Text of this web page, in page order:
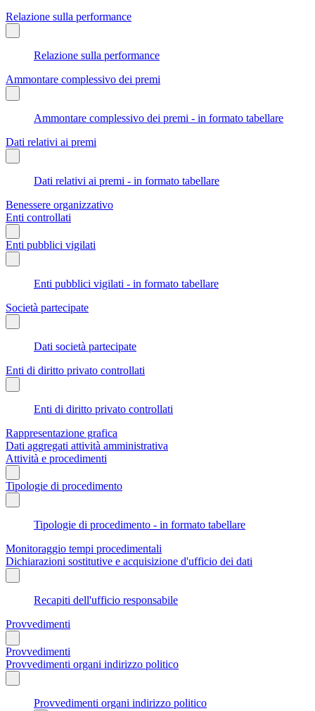
Relazione sulla performance
Relazione sulla performance
Ammontare complessivo dei premi
Ammontare complessivo dei premi - in formato tabellare
Dati relativi ai premi
Dati relativi ai premi - in formato tabellare
Benessere organizzativo
Enti controllati
Enti pubblici vigilati
Enti pubblici vigilati - in formato tabellare
Società partecipate
Dati società partecipate
Enti di diritto privato controllati
Enti di diritto privato controllati
Rappresentazione grafica
Dati aggregati attività amministrativa
Attività e procedimenti
Tipologie di procedimento
Tipologie di procedimento - in formato tabellare
Monitoraggio tempi procedimentali
Dichiarazioni sostitutive e acquisizione d'ufficio dei dati
Recapiti dell'ufficio responsabile
Provvedimenti
Provvedimenti
Provvedimenti organi indirizzo politico
Provvedimenti organi indirizzo politico